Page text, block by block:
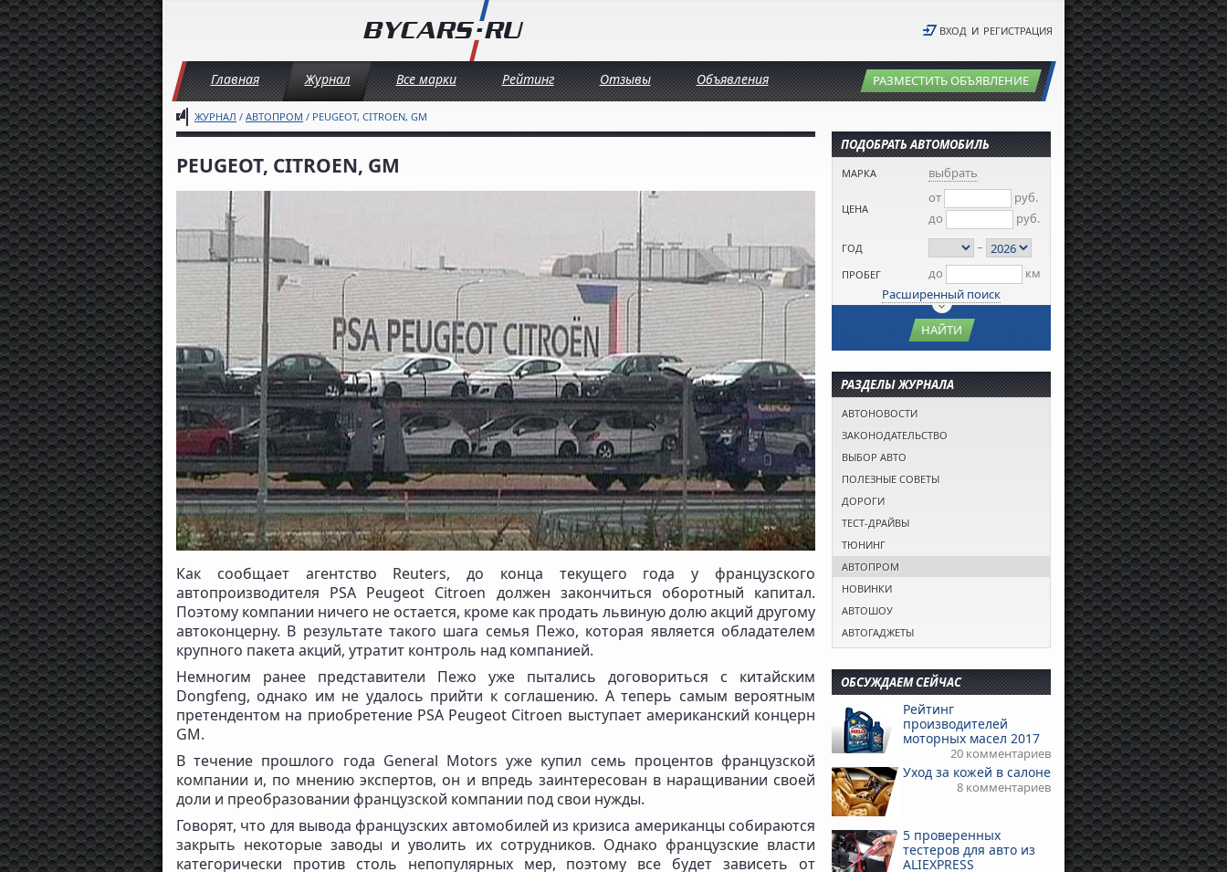
ВХОД И РЕГИСТРАЦИЯ
Главная Журнал Все марки Рейтинг Отзывы Объявления РАЗМЕСТИТЬ ОБЪЯВЛЕНИЕ
ЖУРНАЛ / АВТОПРОМ / PEUGEOT, CITROEN, GM
PEUGEOT, CITROEN, GM
Как сообщает агентство Reuters, до конца текущего года у французского
автопроизводителя PSA Peugeot Citroen должен закончиться оборотный капитал.
Поэтому компании ничего не остается, кроме как продать львиную долю акций другому
автоконцерну. В результате такого шага семья Пежо, которая является обладателем
крупного пакета акций, утратит контроль над компанией.
Немногим ранее представители Пежо уже пытались договориться с китайским
Dongfeng, однако им не удалось прийти к соглашению. А теперь самым вероятным
претендентом на приобретение PSA Peugeot Citroen выступает американский концерн
GM.
В течение прошлого года General Motors уже купил семь процентов французской
компании и, по мнению экспертов, он и впредь заинтересован в наращивании своей
доли и преобразовании французской компании под свои нужды.
Говорят, что для вывода французских автомобилей из кризиса американцы собираются
закрыть некоторые заводы и уволить их сотрудников. Однако французские власти
категорически против столь непопулярных мер, поэтому все будет зависеть от
ПОДОБРАТЬ АВТОМОБИЛЬ
МАРКА выбрать
ЦЕНА
от
руб.
до
руб.
ГОД –
ПРОБЕГ до
км
Расширенный поиск
НАЙТИ
РАЗДЕЛЫ ЖУРНАЛА
АВТОНОВОСТИ
ЗАКОНОДАТЕЛЬСТВО
ВЫБОР АВТО
ПОЛЕЗНЫЕ СОВЕТЫ
ДОРОГИ
ТЕСТ-ДРАЙВЫ
ТЮНИНГ
АВТОПРОМ
НОВИНКИ
АВТОШОУ
АВТОГАДЖЕТЫ
ОБСУЖДАЕМ СЕЙЧАС
Рейтинг
производителей
моторных масел 2017
20 комментариев
Уход за кожей в салоне
8 комментариев
5 проверенных
тестеров для авто из
ALIEXPRESS